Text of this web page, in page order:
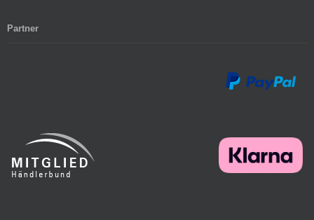
Partner